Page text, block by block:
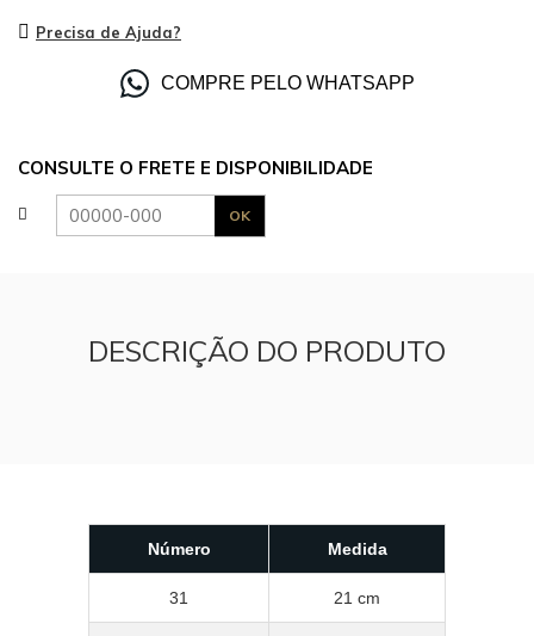
Precisa de Ajuda?
COMPRE PELO WHATSAPP
CONSULTE O FRETE E DISPONIBILIDADE
DESCRIÇÃO DO PRODUTO
Número Medida
31 21 cm